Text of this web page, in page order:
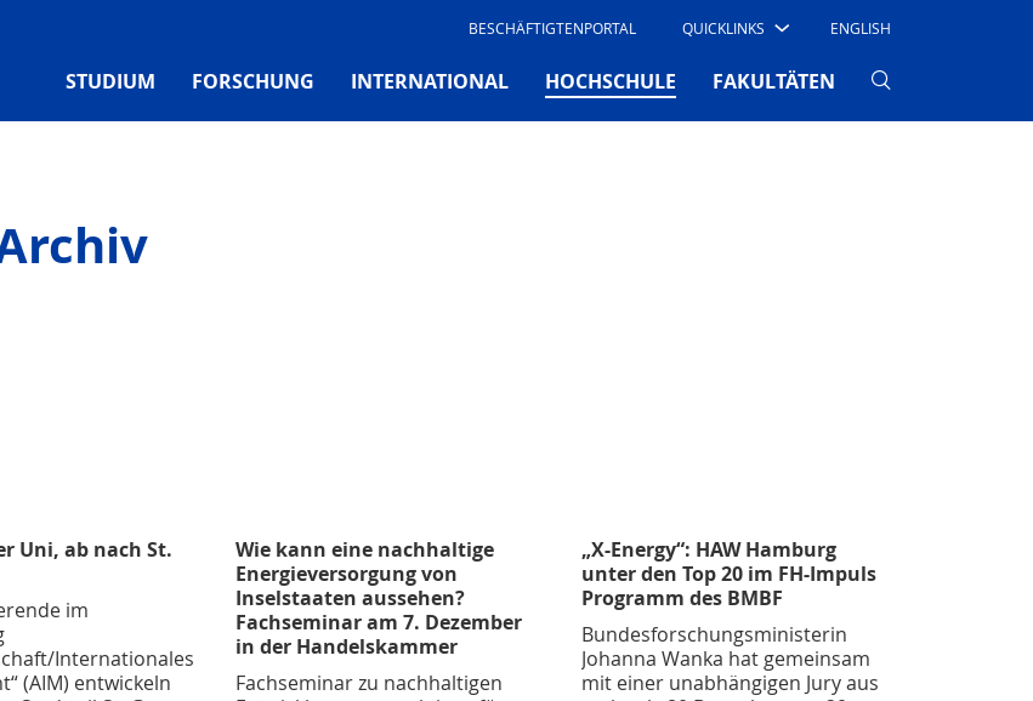
BESCHÄFTIGTENPORTAL QUICKLINKS ENGLISH
STUDIUM FORSCHUNG INTERNATIONAL HOCHSCHULE (CURRENT)
FAKULTÄTEN
Uni, ab nach St.
im
Internationales
(AIM) entwickeln
Wie kann eine nachhaltige
Energieversorgung von
Inselstaaten aussehen?
Fachseminar am 7. Dezember
in der Handelskammer
Fachseminar zu nachhaltigen
„X-Energy“: HAW Hamburg
unter den Top 20 im FH-Impuls
Programm des BMBF
Bundesforschungsministerin
Johanna Wanka hat gemeinsam
mit einer unabhängigen Jury aus